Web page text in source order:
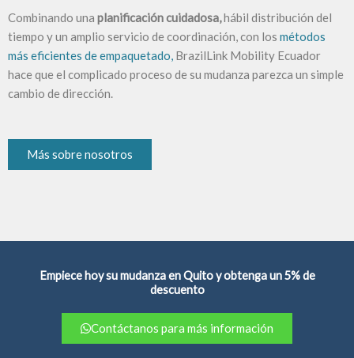
Combinando una planificación cuidadosa,hábil distribución del
tiempo y un amplio servicio de coordinación, con los métodos
más eficientes de empaquetado, BrazilLink Mobility Ecuador
hace que el complicado proceso de su mudanza parezca un simple
cambio de dirección.
Más sobre nosotros
Empiece hoy su mudanza en Quito y obtenga un 5% de
descuento
Contáctanos para más información